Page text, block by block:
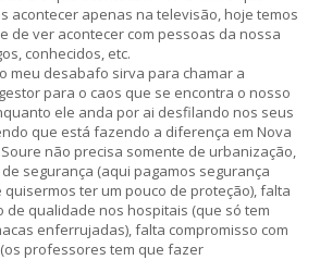
acontecer apenas na televisão, hoje temos
de ver acontecer com pessoas da nossa
conhecidos, etc.
meu desabafo sirva para chamar a
para o caos que se encontra o nosso
ele anda por ai desfilando nos seus
que está fazendo a diferença em Nova
não precisa somente de urbanização,
de segurança (aqui pagamos segurança
quisermos ter um pouco de proteção), falta
de qualidade nos hospitais (que só tem
enferrujadas), falta compromisso com
professores tem que fazer